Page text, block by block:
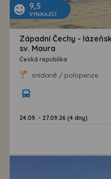
9,5
VYNIKAJÍCÍ
Západní Čechy -
sv. Maura
Česká republika
snídaně / polopenze
24.09. - 27.09.26 (4 dny)